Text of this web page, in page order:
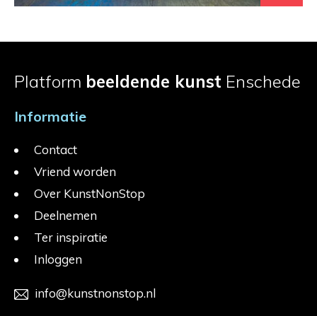
Platform beeldende kunst Enschede
Informatie
Contact
Vriend worden
Over KunstNonStop
Deelnemen
Ter inspiratie
Inloggen
info@kunstnonstop.nl